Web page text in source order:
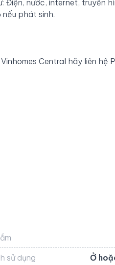
nước, internet, truyền
phát sinh.
Central hãy liên hệ
sử dụng Ở